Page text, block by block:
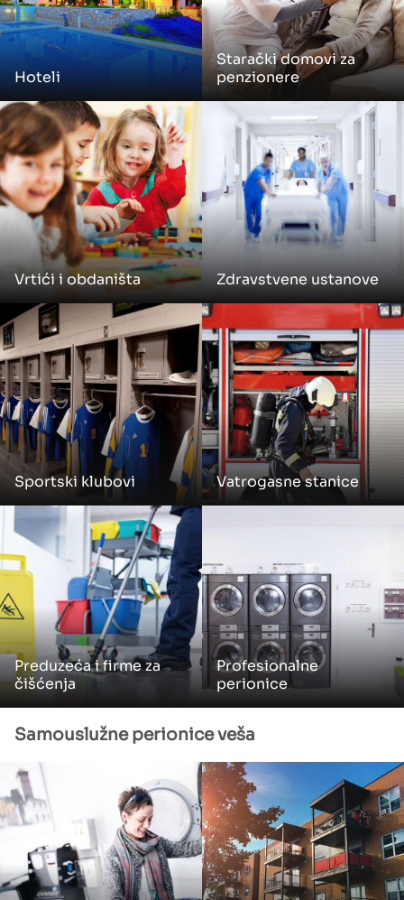
Hoteli
Starački domovi za
penzionere
Vrtići i obdaništa Zdravstvene ustanove
Sportski klubovi Vatrogasne stanice
Preduzeća i firme za
čišćenja
Profesionalne
perionice
Samouslužne perionice veša